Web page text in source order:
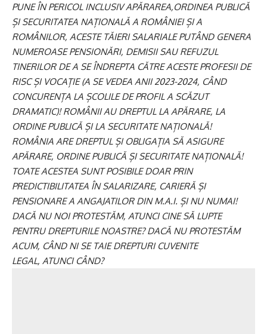
PUNE ÎN PERICOL INCLUSIV APĂRAREA,ORDINEA PUBLICĂ
ȘI SECURITATEA NAȚIONALĂ A ROMÂNIEI ȘI A
ROMÂNILOR, ACESTE TĂIERI SALARIALE PUTÂND GENERA
NUMEROASE PENSIONĂRI, DEMISII SAU REFUZUL
TINERILOR DE A SE ÎNDREPTA CĂTRE ACESTE PROFESII DE
RISC ȘI VOCAȚIE (A SE VEDEA ANII 2023-2024, CÂND
CONCURENȚA LA ȘCOLILE DE PROFIL A SCĂZUT
DRAMATIC)! ROMÂNII AU DREPTUL LA APĂRARE, LA
ORDINE PUBLICĂ ȘI LA SECURITATE NAȚIONALĂ!
ROMÂNIA ARE DREPTUL ȘI OBLIGAȚIA SĂ ASIGURE
APĂRARE, ORDINE PUBLICĂ ȘI SECURITATE NAȚIONALĂ!
TOATE ACESTEA SUNT POSIBILE DOAR PRIN
PREDICTIBILITATEA ÎN SALARIZARE, CARIERĂ ȘI
PENSIONARE A ANGAJATILOR DIN M.A.I. ȘI NU NUMAI!
DACĂ NU NOI PROTESTĂM, ATUNCI CINE SĂ LUPTE
PENTRU DREPTURILE NOASTRE? DACĂ NU PROTESTĂM
ACUM, CÂND NI SE TAIE DREPTURI CUVENITE
LEGAL, ATUNCI CÂND?